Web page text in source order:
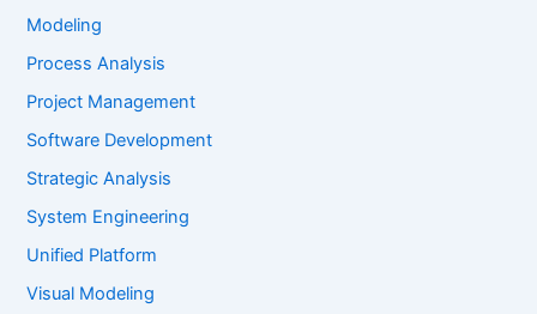
Modeling
Process Analysis
Project Management
Software Development
Strategic Analysis
System Engineering
Unified Platform
Visual Modeling